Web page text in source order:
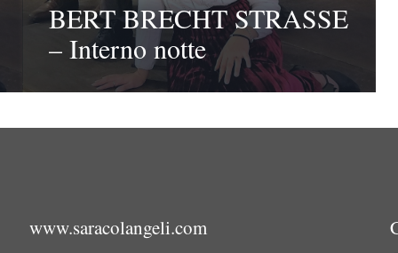
BERT BRECHT STRASSE
– Interno notte
www.saracolangeli.com